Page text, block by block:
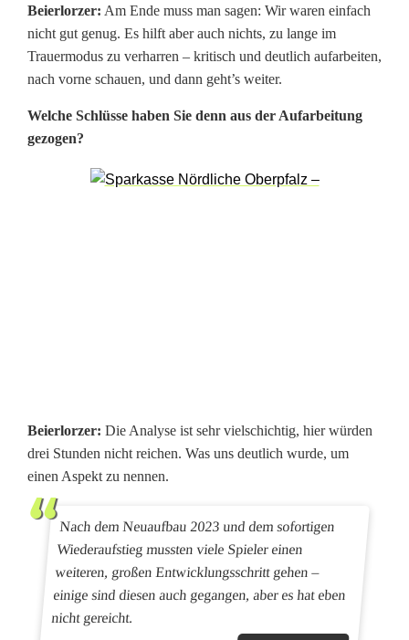
a
h
n
-
S
f
A
c
Beierlorzer: Am Ende muss man sagen: Wir waren einfach
nicht gut genug. Es hilft aber auch nichts, zu lange im
Trauermodus zu verharren – kritisch und deutlich aufarbeiten,
nach vorne schauen, und dann geht’s weiter.
Welche Schlüsse haben Sie denn aus der Aufarbeitung
gezogen?
Beierlorzer: Die Analyse ist sehr vielschichtig, hier würden
drei Stunden nicht reichen. Was uns deutlich wurde, um
einen Aspekt zu nennen.
Nach dem Neuaufbau 2023 und dem sofortigen
Wiederaufstieg mussten viele Spieler einen
weiteren, großen Entwicklungsschritt gehen –
einige sind diesen auch gegangen, aber es hat eben
nicht gereicht.